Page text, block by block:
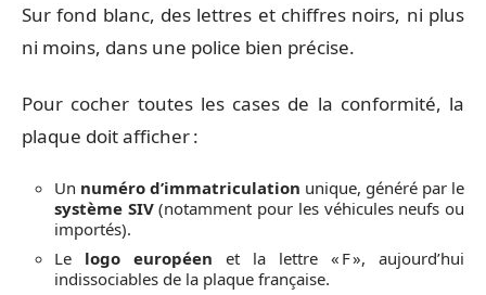
Sur fond blanc, des lettres et chiffres noirs, ni plus
ni moins, dans une police bien précise.
Pour cocher toutes les cases de la conformité, la
plaque doit afficher :
Un numéro d’immatriculation unique, généré par le
système SIV(notamment pour les véhicules neufs ou
importés).
Le logo européen et la lettre « F », aujourd’hui
indissociables de la plaque française.